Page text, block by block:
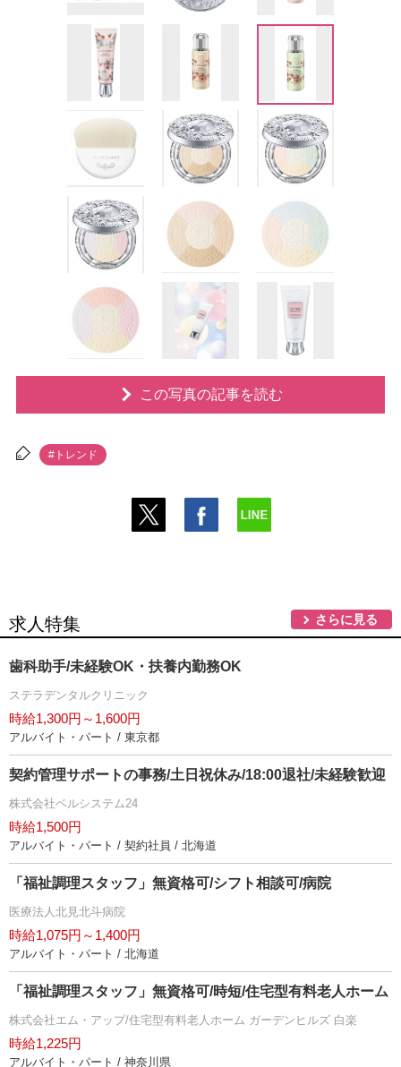
この写真の記事を読む
#トレンド
求人特集 さらに見る
歯科助手/未経験OK・扶養内勤務OK
ステラデンタルクリニック
時給1,300円～1,600円
アルバイト・パート / 東京都
契約管理サポートの事務/土日祝休み/18:00退社/未経験歓迎
株式会社ベルシステム24
時給1,500円
アルバイト・パート / 契約社員 / 北海道
「福祉調理スタッフ」無資格可/シフト相談可/病院
医療法人北見北斗病院
時給1,075円～1,400円
アルバイト・パート / 北海道
「福祉調理スタッフ」無資格可/時短/住宅型有料老人ホーム
株式会社エム・アップ/住宅型有料老人ホーム ガーデンヒルズ 白楽
時給1,225円
アルバイト・パート / 神奈川県